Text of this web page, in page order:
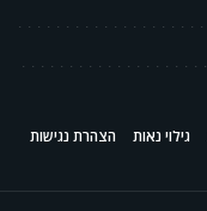
גילוי נאות הצהרת נגישות